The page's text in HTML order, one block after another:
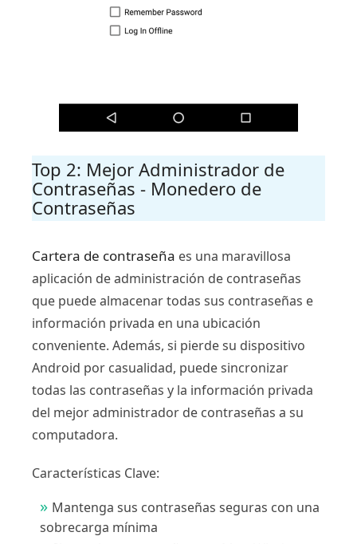
Top 2: Mejor Administrador de
Contraseñas - Monedero de
Contraseñas
Cartera de contraseña es una maravillosa
aplicación de administración de contraseñas
que puede almacenar todas sus contraseñas e
información privada en una ubicación
conveniente. Además, si pierde su dispositivo
Android por casualidad, puede sincronizar
todas las contraseñas y la información privada
del mejor administrador de contraseñas a su
computadora.
Características Clave:
Mantenga sus contraseñas seguras con una
sobrecarga mínima